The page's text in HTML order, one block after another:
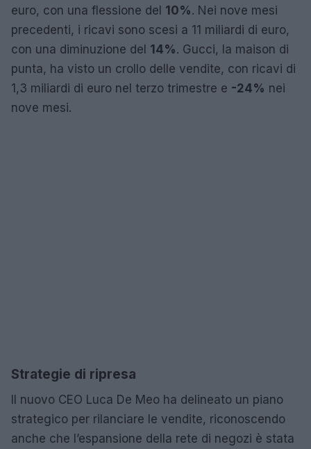
euro, con una flessione del 10%. Nei nove mesi
precedenti, i ricavi sono scesi a 11 miliardi di euro,
con una diminuzione del 14%. Gucci, la maison di
punta, ha visto un crollo delle vendite, con ricavi di
1,3 miliardi di euro nel terzo trimestre e -24% nei
nove mesi.
Strategie di ripresa
Il nuovo CEO Luca De Meo ha delineato un piano
strategico per rilanciare le vendite, riconoscendo
anche che l’espansione della rete di negozi è stata